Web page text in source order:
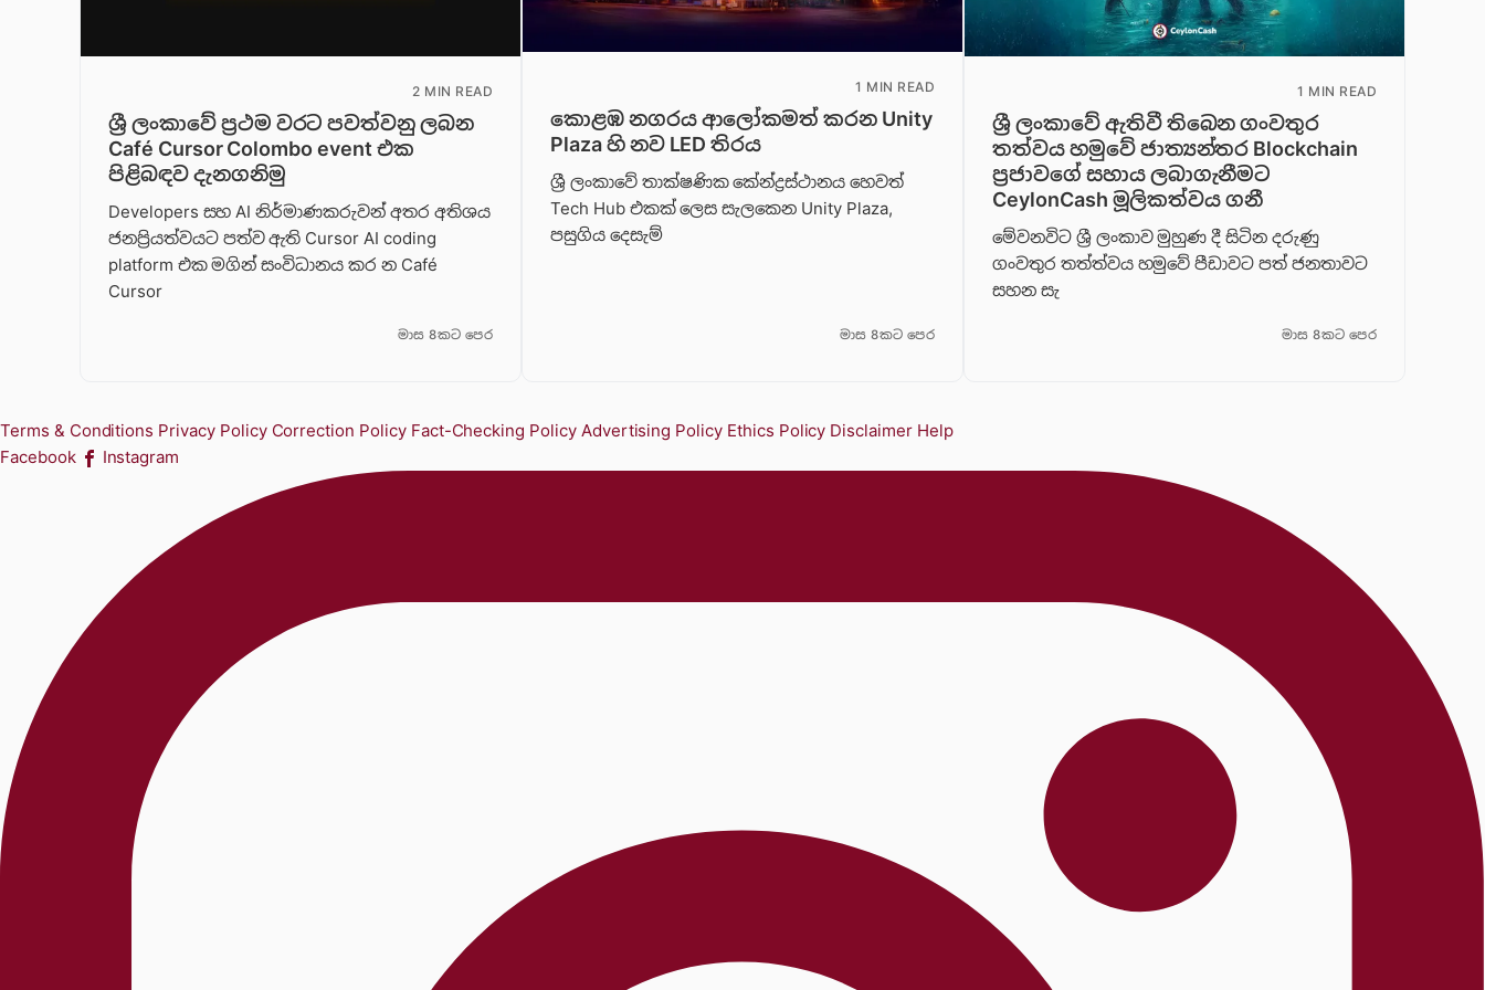
2 MIN READ
ශ්‍රී ලංකාවේ ප්‍රථම වරට පවත්වනු ලබන
Café Cursor Colombo event එක
පිළිබඳව දැනගනිමු
Developers සහ AI නිර්මාණකරුවන් අතර අතිශය
ජනප්‍රියත්වයට පත්ව ඇති Cursor AI coding
platform එක මගින් සංවිධානය කර න Café
Cursor
මාස 8කට පෙර
1 MIN READ
කොළඹ නගරය ආලෝකමත් කරන Unity
Plaza හි නව LED තිරය
ශ්‍රී ලංකාවේ තාක්ෂණික කේන්ද්‍රස්ථානය හෙවත්
Tech Hub එකක් ලෙස සැලකෙන Unity Plaza,
පසුගිය දෙසැම්
මාස 8කට පෙර
1 MIN READ
ශ්‍රී ලංකාවේ ඇතිවී තිබෙන ගංවතුර
තත්වය හමුවේ ජාත්‍යන්තර Blockchain
ප්‍රජාවගේ සහාය ලබාගැනීමට
CeylonCash මූලිකත්වය ග​නී
මේවනවිට ශ්‍රී ලංකාව මුහුණ දී සිටින දරුණු
ගංවතුර තත්ත්වය හමුවේ පීඩාවට පත් ජනතාවට
සහන සැ
මාස 8කට පෙර
Terms & Conditions Privacy Policy Correction Policy Fact-Checking Policy Advertising Policy Ethics Policy Disclaimer Help
Facebook
Instagram